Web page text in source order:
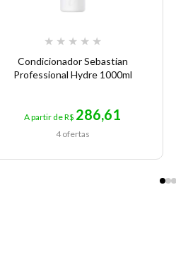
★ ★ ★ ★ ★
Condicionador Sebastian
Professional Hydre 1000ml
A partir de R$ 286,61
4 ofertas